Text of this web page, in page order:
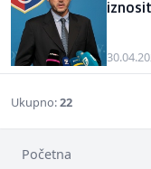
Ukupno:22
Početna